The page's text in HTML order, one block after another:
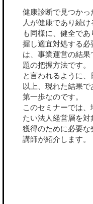
健康診断で見つか
人が健康であり続
も同様に、健全で
握し適宜対処する
は、事業運営の結
題の把握方法です。
と言われるように
以上、現れた結果
第一歩なのです。
このセミナーでは
たい法人経営層を
獲得のために必要
講師が紹介します。